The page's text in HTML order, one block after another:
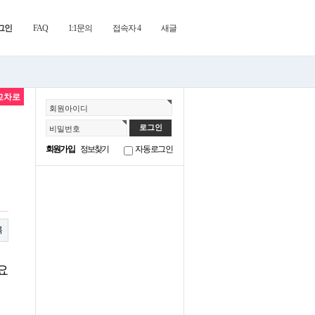
인 FAQ 1:1문의 접속자 4 새글
회원아이디
비밀번호
회원가입 정보찾기 자동로그인
차로